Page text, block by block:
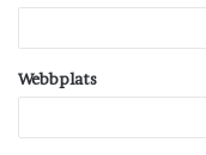
Webbplats